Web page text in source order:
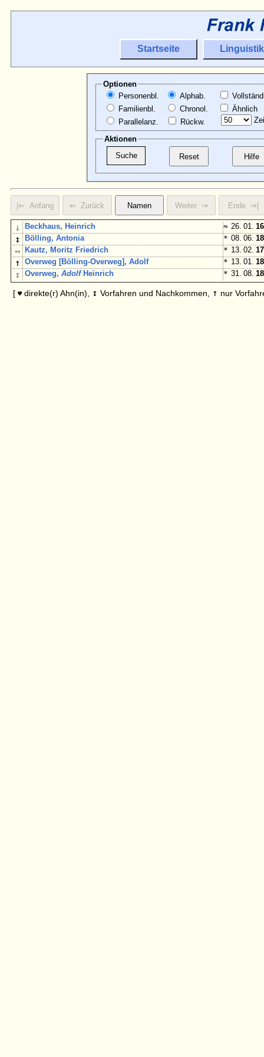
Startseite Linguistik
Optionen
Personenbl.
Familienbl.
Parallelanz.
Alphab.
Chronol.
Rückw.
Ähnlich
Aktionen
↓ Beckhaus, Heinrich ≈ 26. 01.
↕ Bölling, Antonia * 08. 06.
↔ Kautz, Moritz Friedrich * 13. 02.
↑ Overweg [Bölling-Overweg], Adolf * 13. 01.
↕ Overweg,AdolfHeinrich * 31. 08.
[ ♥ direkte(r) Ahn(in), ↕ Vorfahren und Nachkommen, ↑ nur